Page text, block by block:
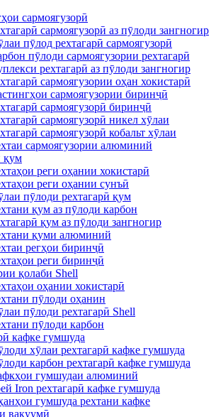
сармоягузорӣ
сармоягузорӣ аз пӯлоди зангногир
пӯлод рехтагарӣ сармоягузорӣ
пӯлоди сармоягузории рехтагарӣ
рехтагарӣ аз пӯлоди зангногир
сармоягузории оҳан хокистарӣ
сармоягузории биринҷӣ
сармоягузорӣ биринҷӣ
сармоягузорӣ никел хӯлаи
сармоягузорӣ кобальт хӯлаи
сармоягузории алюминий
қум
реги оҳании хокистарӣ
реги оҳании сунъӣ
пӯлоди рехтагарӣ қум
қум аз пӯлоди карбон
қум аз пӯлоди зангногир
қуми алюминий
регҳои биринҷӣ
реги биринҷӣ
қолаби Shell
оҳании хокистарӣ
пӯлоди оҳанин
пӯлоди рехтагарӣ Shell
пӯлоди карбон
кафке гумшуда
хӯлаи рехтагарӣ кафке гумшуда
карбон рехтагарӣ кафке гумшуда
гумшудаи алюминий
Iron рехтагарӣ кафке гумшуда
гумшуда рехтани кафке
вакуумӣ